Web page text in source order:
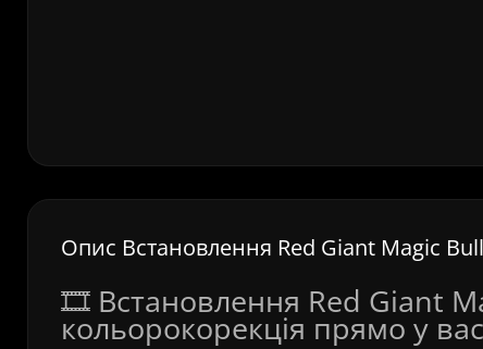
Опис Встановлення Red Giant Magic
🎞️ Встановлення Red Giant
кольорокорекція прямо у